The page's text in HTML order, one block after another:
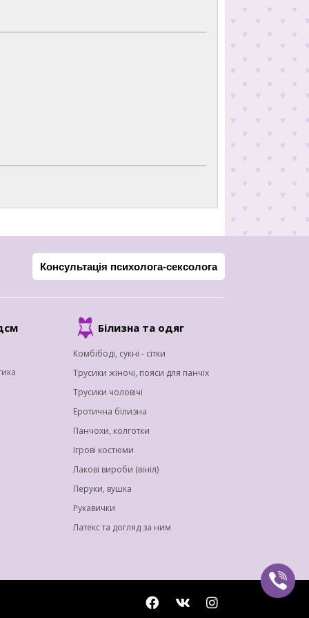
Консультація психолога-сексолога
Білизна та одяг
Комбібоді, сукні - сітки
Трусики жіночі, пояси для панчіх
Трусики чоловічі
Еротична білизна
Панчохи, колготки
Ігрові костюми
Лакові вироби (вініл)
Перуки, вушка
Рукавички
Латекс та догляд за ним